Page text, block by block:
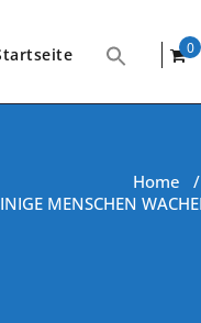
0
Home /
MENSCHEN